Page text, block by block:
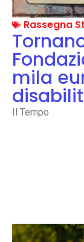
Rassegna
mila
Il Tempo